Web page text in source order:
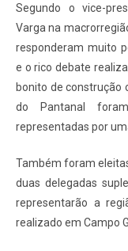
Segundo o vice-
Varga na
responderam muito
e o rico debate
bonito de construção
do Pantanal
representadas por
Também foram
duas delegadas
representarão a
realizado em Campo